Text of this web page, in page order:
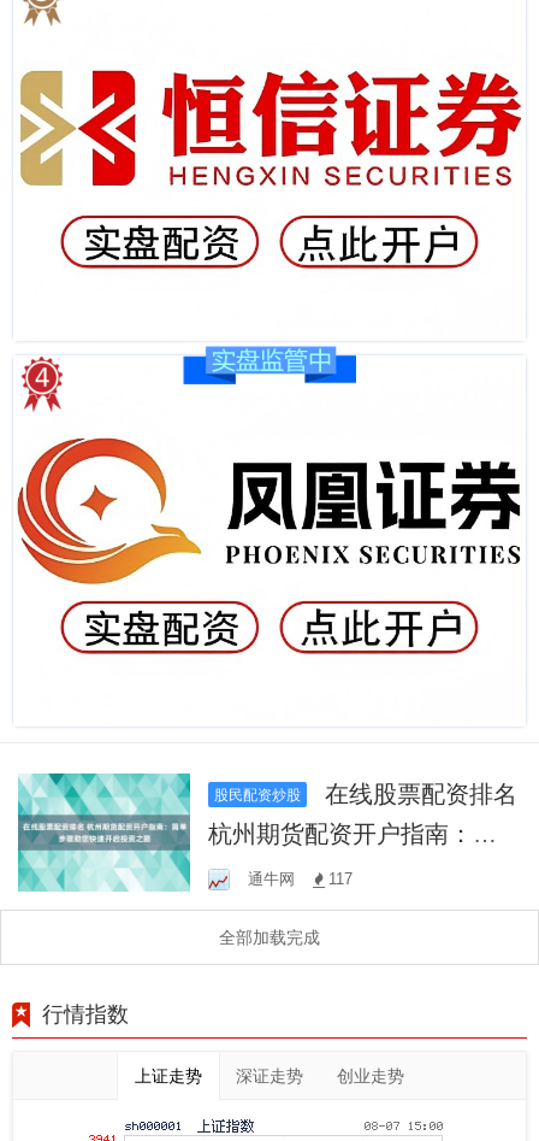
股民配资炒股
在线股票配资排名
杭州期货配资开户指南：简
单步骤助您快速开启投资之
路
通牛网 117
全部加载完成
行情指数
上证走势 深证走势 创业走势